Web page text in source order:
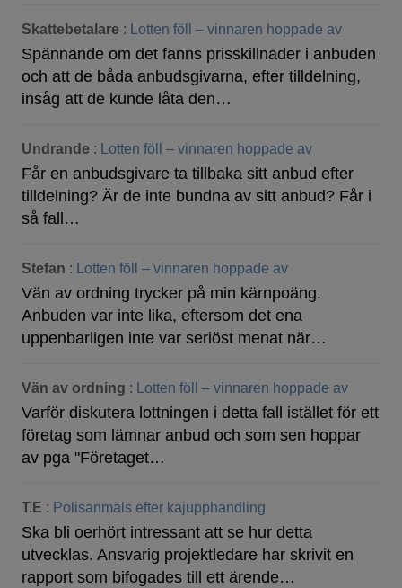
Skattebetalare : Lotten föll – vinnaren hoppade av
Spännande om det fanns prisskillnader i anbuden
och att de båda anbudsgivarna, efter tilldelning,
insåg att de kunde låta den…
Undrande : Lotten föll – vinnaren hoppade av
Får en anbudsgivare ta tillbaka sitt anbud efter
tilldelning? Är de inte bundna av sitt anbud? Får i
så fall…
Stefan : Lotten föll – vinnaren hoppade av
Vän av ordning trycker på min kärnpoäng.
Anbuden var inte lika, eftersom det ena
uppenbarligen inte var seriöst menat när…
Vän av ordning : Lotten föll – vinnaren hoppade av
Varför diskutera lottningen i detta fall istället för ett
företag som lämnar anbud och som sen hoppar
av pga "Företaget…
T.E : Polisanmäls efter kajupphandling
Ska bli oerhört intressant att se hur detta
utvecklas. Ansvarig projektledare har skrivit en
rapport som bifogades till ett ärende…